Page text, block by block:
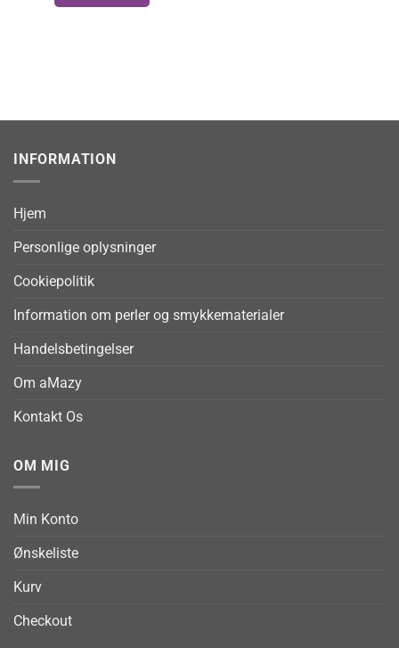
INFORMATION
Hjem
Personlige oplysninger
Cookiepolitik
Information om perler og smykkematerialer
Handelsbetingelser
Om aMazy
Kontakt Os
OM MIG
Min Konto
Ønskeliste
Kurv
Checkout